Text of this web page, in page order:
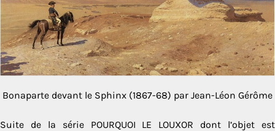
Bonaparte devant le Sphinx (1867-68) par Jean-Léon Gérôme
Suite de la série POURQUOI LE LOUXOR dont l’objet est